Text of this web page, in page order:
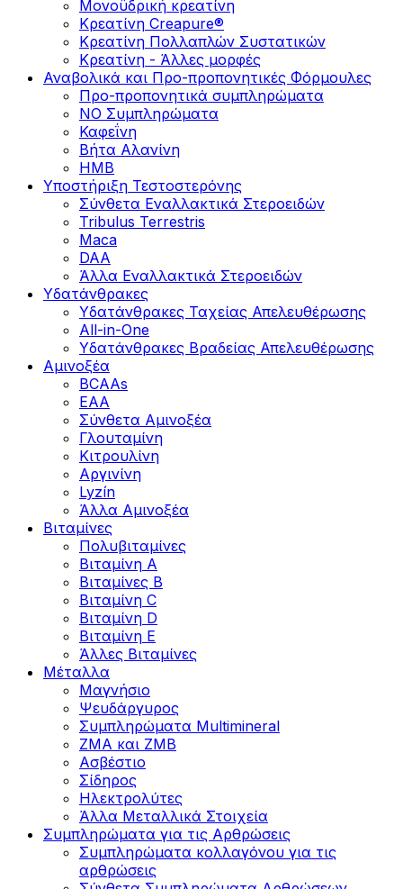
Μονοϋδρική κρεατίνη
Κρεατίνη Creapure®
Κρεατίνη Πολλαπλών Συστατικών
Κρεατίνη - Άλλες μορφές
Αναβολικά και Προ-προπονητικές Φόρμουλες
Προ-προπονητικά συμπληρώματα
ΝΟ Συμπληρώματα
Καφεΐνη
Βήτα Αλανίνη
HMB
Υποστήριξη Τεστοστερόνης
Σύνθετα Εναλλακτικά Στεροειδών
Tribulus Terrestris
Maca
DAA
Άλλα Εναλλακτικά Στεροειδών
Υδατάνθρακες
Υδατάνθρακες Ταχείας Απελευθέρωσης
All-in-One
Υδατάνθρακες Βραδείας Απελευθέρωσης
Αμινοξέα
BCAAs
EAA
Σύνθετα Αμινοξέα
Γλουταμίνη
Κιτρουλίνη
Αργινίνη
Lyzín
Άλλα Αμινοξέα
Βιταμίνες
Πολυβιταμίνες
Βιταμίνη Α
Βιταμίνες Β
Βιταμίνη C
Βιταμίνη D
Βιταμίνη Ε
Άλλες Βιταμίνες
Μέταλλα
Μαγνήσιο
Ψευδάργυρος
Συμπληρώματα Multimineral
ZMA και ZMB
Ασβέστιο
Σίδηρος
Ηλεκτρολύτες
Άλλα Mεταλλικά Στοιχεία
Συμπληρώματα για τις Αρθρώσεις
Συμπληρώματα κολλαγόνου για τις
αρθρώσεις